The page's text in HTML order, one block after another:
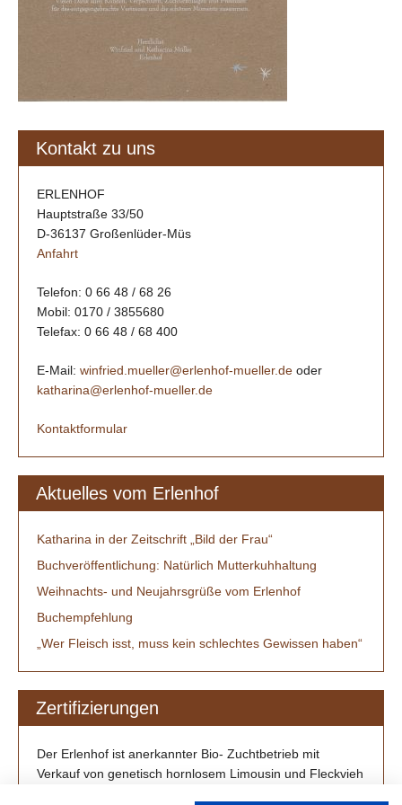
Kontakt zu uns
ERLENHOF
Hauptstraße 33/50
D-36137 Großenlüder-Müs
Anfahrt
Telefon: 0 66 48 / 68 26
Mobil: 0170 / 3855680
Telefax: 0 66 48 / 68 400
E-Mail: winfried.mueller@erlenhof-mueller.de oder
katharina@erlenhof-mueller.de
Kontaktformular
Aktuelles vom Erlenhof
Katharina in der Zeitschrift „Bild der Frau“
Buchveröffentlichung: Natürlich Mutterkuhhaltung
Weihnachts- und Neujahrsgrüße vom Erlenhof
Buchempfehlung
„Wer Fleisch isst, muss kein schlechtes Gewissen haben“
Zertifizierungen
Der Erlenhof ist anerkannter Bio- Zuchtbetrieb mit
Verkauf von genetisch hornlosem Limousin und Fleckvieh